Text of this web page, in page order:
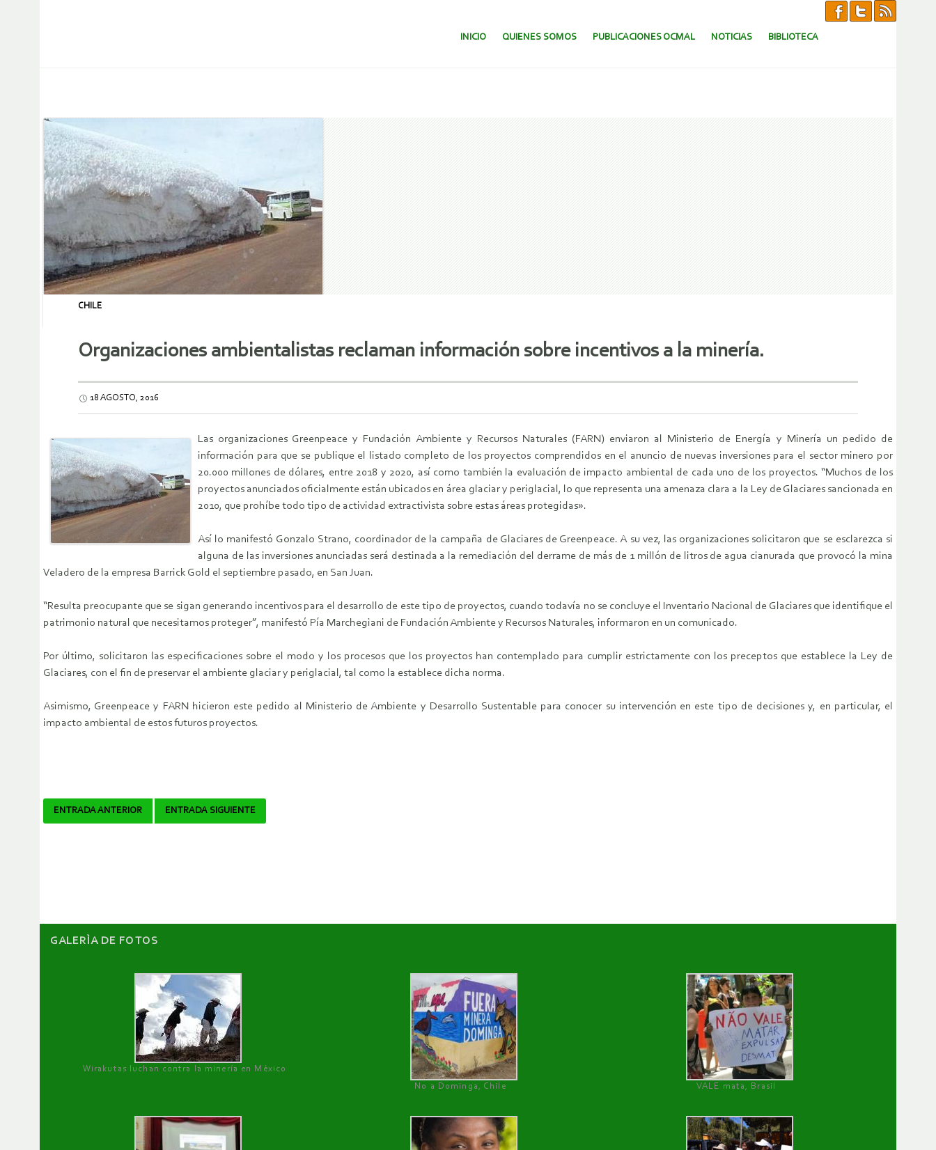
SALTAR AL CONTENIDO.
INICIO QUIENES SOMOS PUBLICACIONES OCMAL NOTICIAS BIBLIOTECA
CHILE
Organizaciones ambientalistas reclaman información sobre incentivos a la minería.
18 AGOSTO, 2016
Las organizaciones Greenpeace y Fundación Ambiente y Recursos Naturales (FARN) enviaron al Ministerio de Energía y Minería un pedido de
información para que se publique el listado completo de los proyectos comprendidos en el anuncio de nuevas inversiones para el sector minero por
20.000 millones de dólares, entre 2018 y 2020, así como también la evaluación de impacto ambiental de cada uno de los proyectos. “Muchos de los
proyectos anunciados oficialmente están ubicados en área glaciar y periglacial, lo que representa una amenaza clara a la Ley de Glaciares sancionada en
2010, que prohíbe todo tipo de actividad extractivista sobre estas áreas protegidas».
Así lo manifestó Gonzalo Strano, coordinador de la campaña de Glaciares de Greenpeace. A su vez, las organizaciones solicitaron que se esclarezca si
alguna de las inversiones anunciadas será destinada a la remediación del derrame de más de 1 millón de litros de agua cianurada que provocó la mina
Veladero de la empresa Barrick Gold el septiembre pasado, en San Juan.
“Resulta preocupante que se sigan generando incentivos para el desarrollo de este tipo de proyectos, cuando todavía no se concluye el Inventario Nacional de Glaciares que identifique el
patrimonio natural que necesitamos proteger”, manifestó Pía Marchegiani de Fundación Ambiente y Recursos Naturales, informaron en un comunicado.
Por último, solicitaron las especificaciones sobre el modo y los procesos que los proyectos han contemplado para cumplir estrictamente con los preceptos que establece la Ley de
Glaciares, con el fin de preservar el ambiente glaciar y periglacial, tal como la establece dicha norma.
Asimismo, Greenpeace y FARN hicieron este pedido al Ministerio de Ambiente y Desarrollo Sustentable para conocer su intervención en este tipo de decisiones y, en particular, el
impacto ambiental de estos futuros proyectos.
Navegador
ENTRADA ANTERIOR ENTRADA SIGUIENTE
GALERÌA DE FOTOS
Wirakutas luchan contra la minería en México
No a Dominga, Chile
VALE mata, Brasil